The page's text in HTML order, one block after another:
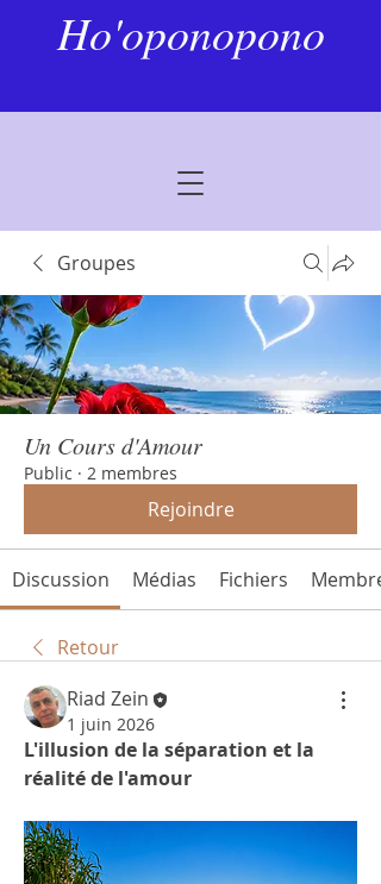
Ho'oponopono
Groupes
Un Cours d'Amour
Public · 2 membres
Rejoindre
Discussion Médias Fichiers
Retour
Riad Zein
1 juin 2026
L'illusion de la séparation et la
réalité de l'amour